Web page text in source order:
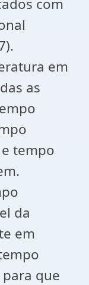
com
em
as
tempo
da
em
que